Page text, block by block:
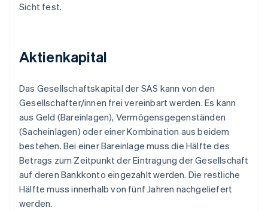
Sicht fest.
Aktienkapital
Das Gesellschaftskapital der SAS kann von den
Gesellschafter/innen frei vereinbart werden. Es kann
aus Geld (Bareinlagen), Vermögensgegenständen
(Sacheinlagen) oder einer Kombination aus beidem
bestehen. Bei einer Bareinlage muss die Hälfte des
Betrags zum Zeitpunkt der Eintragung der Gesellschaft
auf deren Bankkonto eingezahlt werden. Die restliche
Hälfte muss innerhalb von fünf Jahren nachgeliefert
werden.